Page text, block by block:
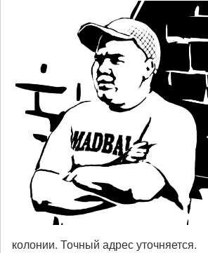
колонии. Точный адрес уточняется.